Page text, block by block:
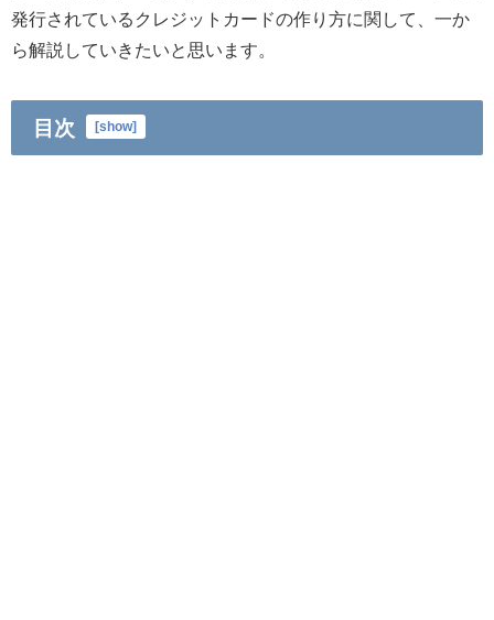
発行されているクレジットカードの作り方に関して、一か
ら解説していきたいと思います。
目次 show]